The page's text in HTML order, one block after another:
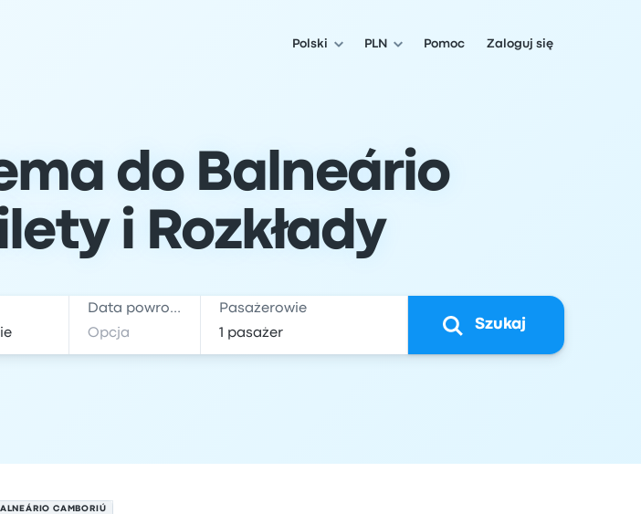
Polski PLN Pomoc Zaloguj się
do Balneário
i Rozkłady
Data powrotu Pasażerowie
Szukaj
CAMBORIÚ